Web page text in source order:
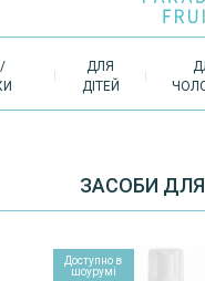
ДЛЯ
ДІТЕЙ
ЗАСОБИ
Доступно в
шоурумі